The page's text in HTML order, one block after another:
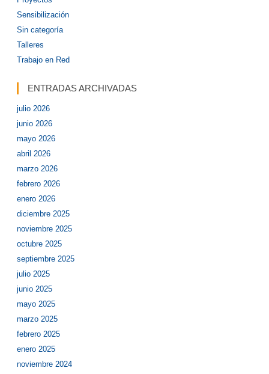
Sensibilización
Sin categoría
Talleres
Trabajo en Red
ENTRADAS ARCHIVADAS
julio 2026
junio 2026
mayo 2026
abril 2026
marzo 2026
febrero 2026
enero 2026
diciembre 2025
noviembre 2025
octubre 2025
septiembre 2025
julio 2025
junio 2025
mayo 2025
marzo 2025
febrero 2025
enero 2025
noviembre 2024